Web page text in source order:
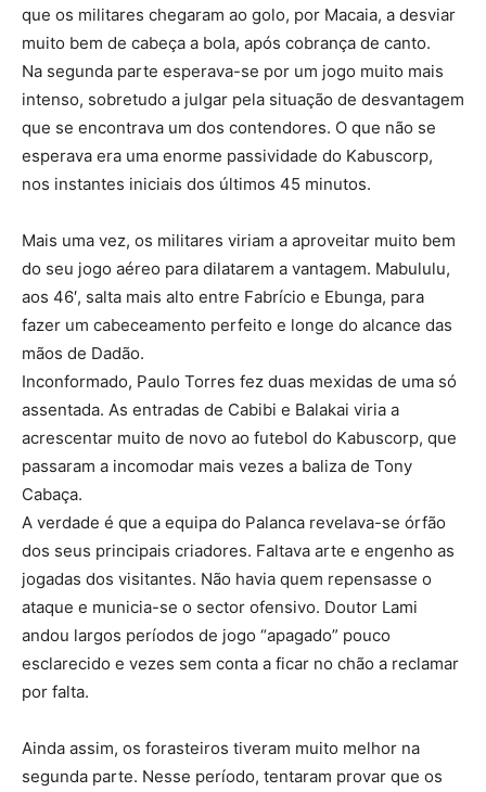
que os militares chegaram ao golo, por Macaia, a desviar
muito bem de cabeça a bola, após cobrança de canto.
Na segunda parte esperava-se por um jogo muito mais
intenso, sobretudo a julgar pela situação de desvantagem
que se encontrava um dos contendores. O que não se
esperava era uma enorme passividade do Kabuscorp,
nos instantes iniciais dos últimos 45 minutos.
Mais uma vez, os militares viriam a aproveitar muito bem
do seu jogo aéreo para dilatarem a vantagem. Mabululu,
aos 46′, salta mais alto entre Fabrício e Ebunga, para
fazer um cabeceamento perfeito e longe do alcance das
mãos de Dadão.
Inconformado, Paulo Torres fez duas mexidas de uma só
assentada. As entradas de Cabibi e Balakai viria a
acrescentar muito de novo ao futebol do Kabuscorp, que
passaram a incomodar mais vezes a baliza de Tony
Cabaça.
A verdade é que a equipa do Palanca revelava-se órfão
dos seus principais criadores. Faltava arte e engenho as
jogadas dos visitantes. Não havia quem repensasse o
ataque e municia-se o sector ofensivo. Doutor Lami
andou largos períodos de jogo “apagado” pouco
esclarecido e vezes sem conta a ficar no chão a reclamar
por falta.
Ainda assim, os forasteiros tiveram muito melhor na
segunda parte. Nesse período, tentaram provar que os